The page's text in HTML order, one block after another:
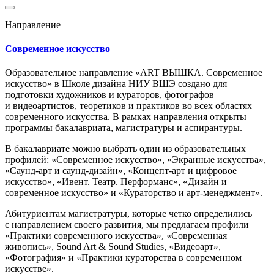
Направление
Современное искусство
Образовательное направление «ART ВЫШКА. Современное
искусство» в Школе дизайна НИУ ВШЭ создано для
подготовки художников и кураторов, фотографов
и видеоартистов, теоретиков и практиков во всех областях
современного искусства. В рамках направления открыты
программы бакалавриата, магистратуры и аспирантуры.
В бакалавриате можно выбрать один из образовательных
профилей: «Современное искусство», «Экранные искусства»,
«Саунд-арт и саунд-дизайн», «Концепт-арт и цифровое
искусство», «Ивент. Театр. Перформанс», «Дизайн и
современное искусство» и «Кураторство и арт-менеджмент».
Абитуриентам магистратуры, которые четко определились
с направлением своего развития, мы предлагаем профили
«Практики современного искусства», «Современная
живопись», Sound Art & Sound Studies, «Видеоарт»,
«Фотография» и «Практики кураторства в современном
искусстве».